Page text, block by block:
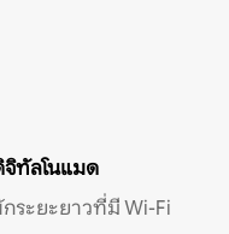
ทัลโนแมด
ระยะยาวที่มี Wi-Fi